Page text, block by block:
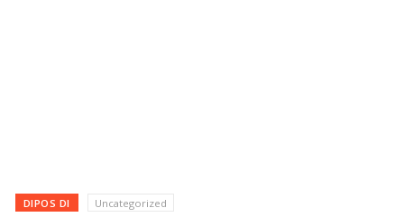
DIPOS DI Uncategorized